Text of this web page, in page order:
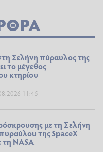
Σελήνη πύραυλος της
το μέγεθος
κτηρίου
11:45
με τη Σελήνη
της SpaceX
NASA